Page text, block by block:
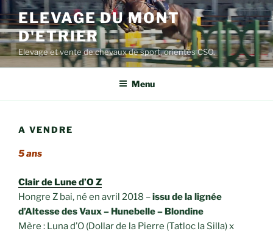
Aller
au
contenu
principal
ELEVAGE DU MONT
D'ETRIER
Elevage et vente de chevaux de sport, orientés CSO.
Menu
A VENDRE
5 ans
Clair de Lune d’O Z
Hongre Z bai, né en avril 2018 –issu de la lignée
d’Altesse des Vaux – Hunebelle – Blondine
Mère : Luna d’O (Dollar de la Pierre (Tatloc la Silla) x